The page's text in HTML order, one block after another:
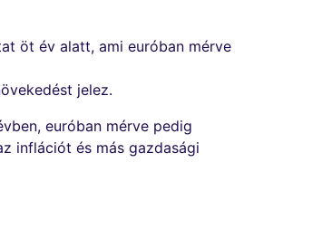
öt év alatt, ami euróban mérve
jelez.
euróban mérve pedig
inflációt és más gazdasági